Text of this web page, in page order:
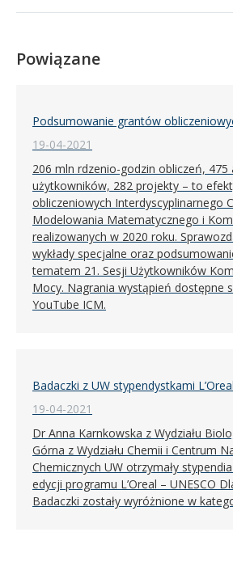
Powiązane
Podsumowanie grantów
19-04-2021
206 mln rdzenio-godzin obliczeń, 475
użytkowników, 282 projekty – to
obliczeniowych Interdyscyplinarnego
Modelowania Matematycznego i
realizowanych w 2020 roku.
wykłady specjalne oraz
tematem 21. Sesji Użytkowników
Mocy. Nagrania wystąpień dostępne
YouTube ICM.
Badaczki z UW stypendystkami
19-04-2021
Dr Anna Karnkowska z Wydziału
Górna z Wydziału Chemii i Centrum
Chemicznych UW otrzymały
edycji programu L’Oreal – UNESCO
Badaczki zostały wyróżnione w